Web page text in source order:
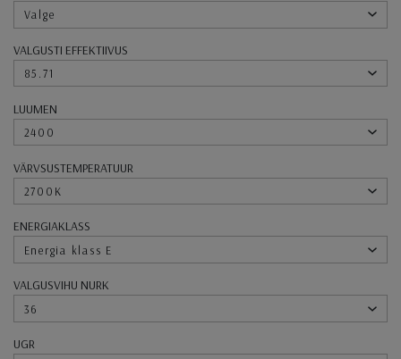
Valge
VALGUSTI EFFEKTIIVUS
85.71
LUUMEN
2400
VÄRVSUSTEMPERATUUR
2700K
ENERGIAKLASS
Energia klass E
VALGUSVIHU NURK
36
UGR